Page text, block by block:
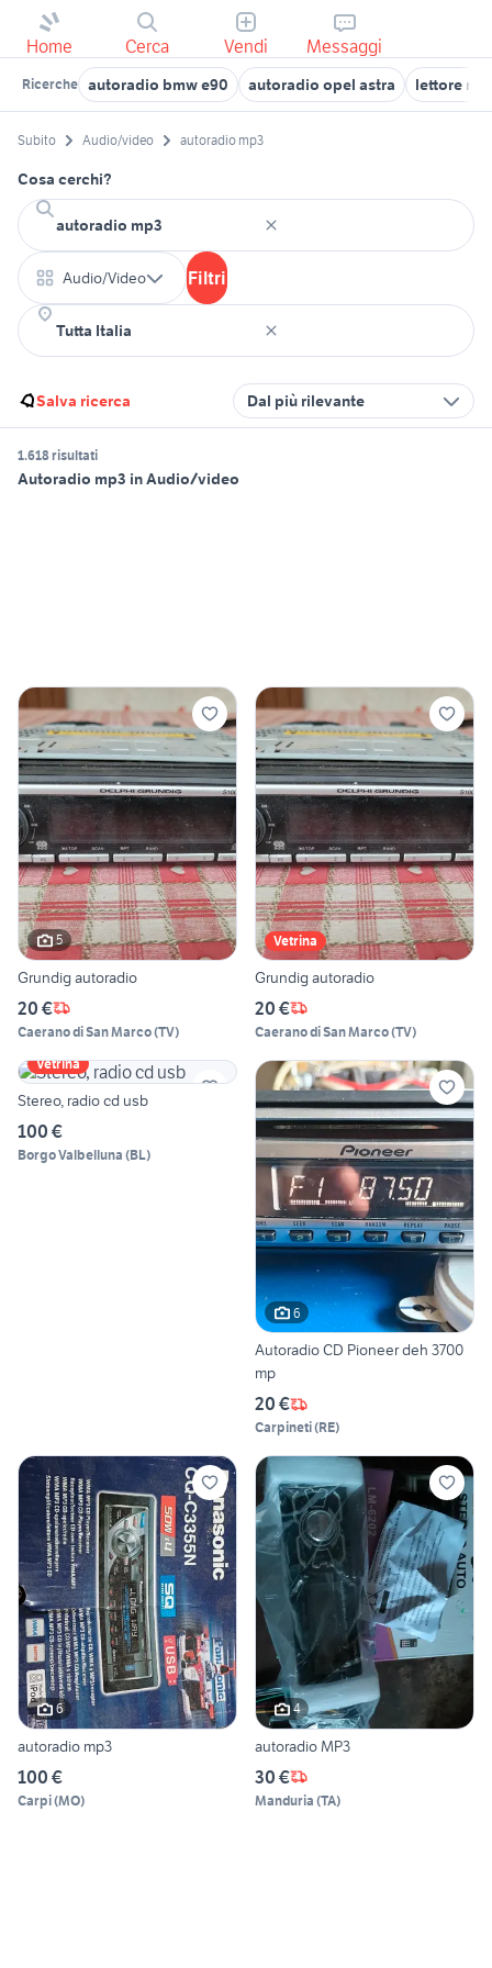
Home Cerca Vendi Messaggi
Ricerche autoradio bmw e90 autoradio opel astra lettore
Subito Audio/video autoradio mp3
Cosa cerchi?
Audio/Video Filtri
Salva ricerca Dal più rilevante
1.618 risultati
Autoradio mp3 in Audio/video
5
Grundig autoradio
20 €
Caerano di San Marco(TV)
Vetrina
Grundig autoradio
20 €
Caerano di San Marco(TV)
Vetrina
Stereo, radio cd usb
100 €
Borgo Valbelluna (BL)
6
Autoradio CD Pioneer deh 3700
mp
20 €
Carpineti(RE)
6
autoradio mp3
100 €
Carpi(MO)
4
autoradio MP3
30 €
Manduria (TA)